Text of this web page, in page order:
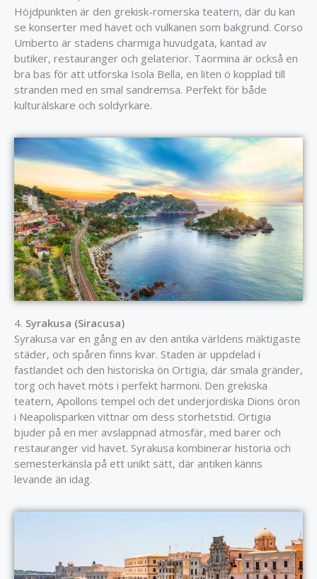
Höjdpunkten är den grekisk-romerska teatern, där du kan
se konserter med havet och vulkanen som bakgrund. Corso
Umberto är stadens charmiga huvudgata, kantad av
butiker, restauranger och gelaterior. Taormina är också en
bra bas för att utforska Isola Bella, en liten ö kopplad till
stranden med en smal sandremsa. Perfekt för både
kulturälskare och soldyrkare.
4. Syrakusa (Siracusa)
Syrakusa var en gång en av den antika världens mäktigaste
städer, och spåren finns kvar. Staden är uppdelad i
fastlandet och den historiska ön Ortigia, där smala gränder,
torg och havet möts i perfekt harmoni. Den grekiska
teatern, Apollons tempel och det underjordiska Dions öron
i Neapolisparken vittnar om dess storhetstid. Ortigia
bjuder på en mer avslappnad atmosfär, med barer och
restauranger vid havet. Syrakusa kombinerar historia och
semesterkänsla på ett unikt sätt, där antiken känns
levande än idag.